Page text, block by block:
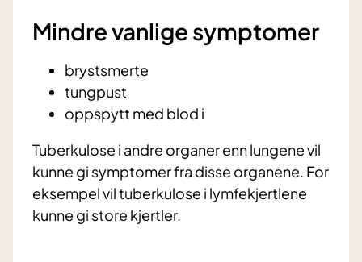
Mindre vanlige symptomer
brystsmerte
tungpust
oppspytt med blod i
Tuberkulose i andre organer enn lungene vil
kunne gi symptomer fra disse organene. For
eksempel vil tuberkulose i lymfekjertlene
kunne gi store kjertler.